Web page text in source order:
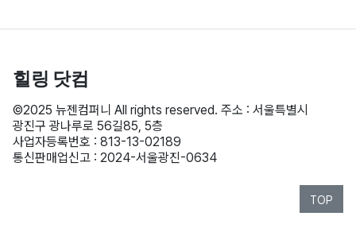
힐링 닷컴
©2025 뉴젠컴퍼니 All rights reserved. 주소 : 서울특별시
광진구 광나루로 56길85, 5층
사업자등록번호 : 813-13-02189
통신판매업신고 : 2024-서울광진-0634
TOP